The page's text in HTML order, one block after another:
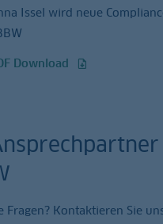
Issel wird neue
Download
Fragen? Kontaktieren Sie